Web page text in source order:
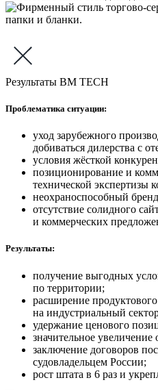
Результаты BM TECH
Проблематика ситуации:
уход зарубежного
добиваться дилерства с
условия жёсткой
позиционирование и
технической экспертизы
неохраноспособный
отсутствие солидного
и коммерческих
Результаты:
получение выгодных
по территории;
расширение
на индустриальный
удержание ценового
значительное увеличение
заключение договоров
судовладельцем России;
рост штата в 6 раз и